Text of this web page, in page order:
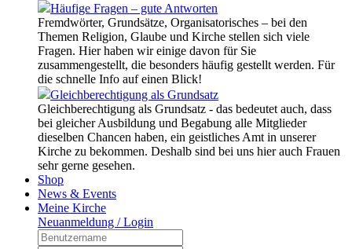
Häufige Fragen – gute Antworten
Fremdwörter, Grundsätze, Organisatorisches – bei den
Themen Religion, Glaube und Kirche stellen sich viele
Fragen. Hier haben wir einige davon für Sie
zusammengestellt, die besonders häufig gestellt werden. Für
die schnelle Info auf einen Blick!
Gleichberechtigung als Grundsatz
Gleichberechtigung als Grundsatz - das bedeutet auch, dass
bei gleicher Ausbildung und Begabung alle Mitglieder
dieselben Chancen haben, ein geistliches Amt in unserer
Kirche zu bekommen. Deshalb sind bei uns hier auch Frauen
sehr gerne gesehen.
Shop
News & Events
Meine Kirche
Neuanmeldung / Login